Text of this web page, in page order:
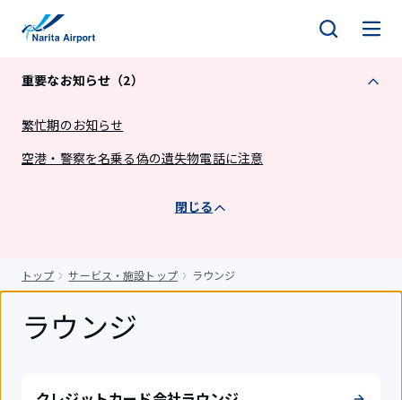
重要なお知らせ（2）
繁忙期のお知らせ
空港・警察を名乗る偽の遺失物電話に注意
閉じる
トップ サービス・施設トップ ラウンジ
ラウンジ